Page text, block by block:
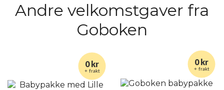
Andre velkomstgaver fra
Goboken
0 kr
+ frakt
0 kr
+ frakt